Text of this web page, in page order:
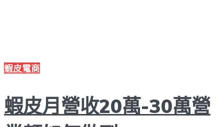
蝦皮電商
蝦皮月營收20萬-30萬營